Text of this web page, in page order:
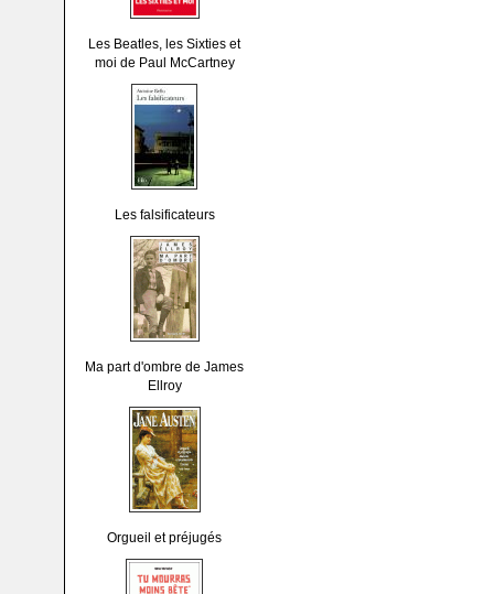
Les Beatles, les Sixties et
moi de Paul McCartney
Les falsificateurs
Ma part d'ombre de James
Ellroy
Orgueil et préjugés